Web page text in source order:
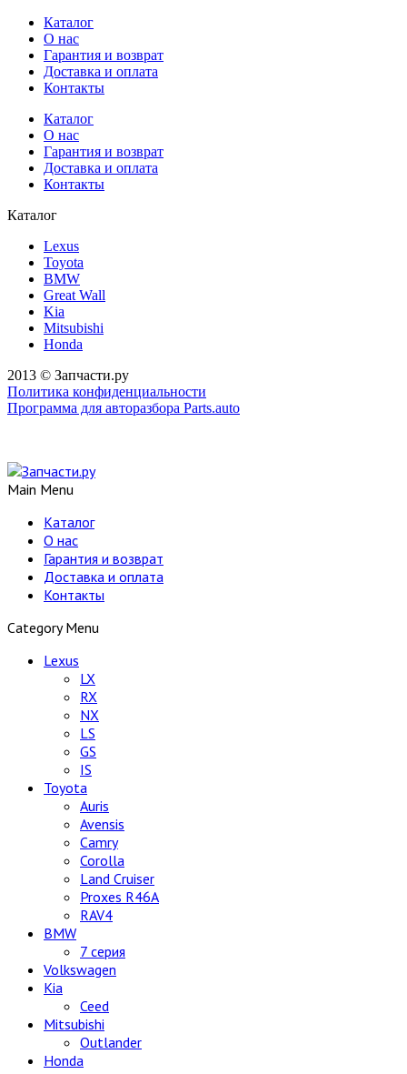
Каталог
О нас
Гарантия и возврат
Доставка и оплата
Контакты
Каталог
О нас
Гарантия и возврат
Доставка и оплата
Контакты
Каталог
Lexus
Toyota
BMW
Great Wall
Kia
Mitsubishi
Honda
2013 © Запчасти.ру
Политика конфиденциальности
Программа для авторазбора Parts.auto
Main Menu
Каталог
О нас
Гарантия и возврат
Доставка и оплата
Контакты
Category Menu
Lexus
LX
RX
NX
LS
GS
IS
Toyota
Auris
Avensis
Camry
Corolla
Land Cruiser
Proxes R46A
RAV4
BMW
7 серия
Volkswagen
Kia
Ceed
Mitsubishi
Outlander
Honda